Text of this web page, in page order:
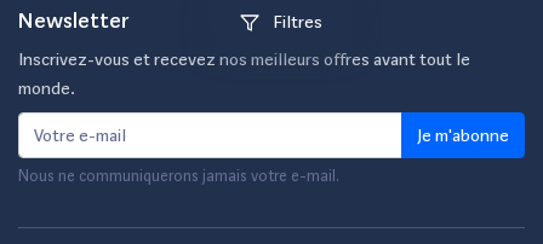
Filtres
Newsletter
Inscrivez-vous et recevez nos meilleurs offres avant tout le
monde.
Je m'abonne
Nous ne communiquerons jamais votre e-mail.